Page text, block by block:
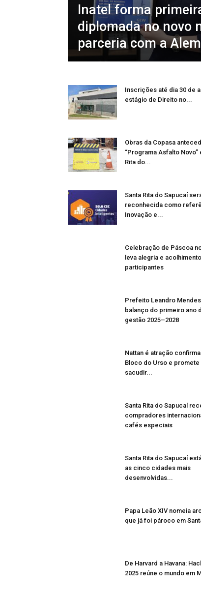
Inatel forma
diplomada no novo
parceria com a
Inscrições até dia 30 de
estágio de Direito no...
Obras da Copasa
“Programa Asfalto Novo”
Rita do...
Santa Rita do Sapucaí
reconhecida como
Inovação e...
Celebração de Páscoa
leva alegria e
participantes
Prefeito Leandro
balanço do primeiro ano
gestão 2025–2028
Nattan é atração
Bloco do Urso e promete
sacudir...
Santa Rita do Sapucaí
compradores
cafés especiais
Santa Rita do Sapucaí
as cinco cidades mais
desenvolvidas...
Papa Leão XIV nomeia
que já foi pároco em
De Harvard a Havana:
2025 reúne o mundo em